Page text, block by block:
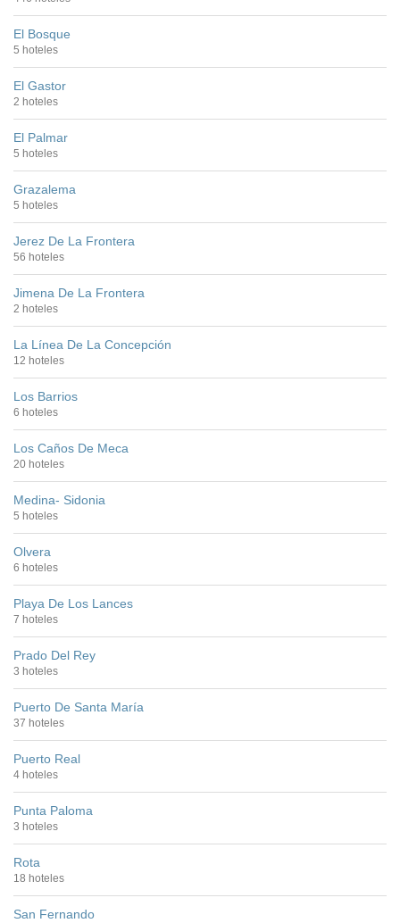
El Bosque
5 hoteles
El Gastor
2 hoteles
El Palmar
5 hoteles
Grazalema
5 hoteles
Jerez De La Frontera
56 hoteles
Jimena De La Frontera
2 hoteles
La Línea De La Concepción
12 hoteles
Los Barrios
6 hoteles
Los Caños De Meca
20 hoteles
Medina- Sidonia
5 hoteles
Olvera
6 hoteles
Playa De Los Lances
7 hoteles
Prado Del Rey
3 hoteles
Puerto De Santa María
37 hoteles
Puerto Real
4 hoteles
Punta Paloma
3 hoteles
Rota
18 hoteles
San Fernando